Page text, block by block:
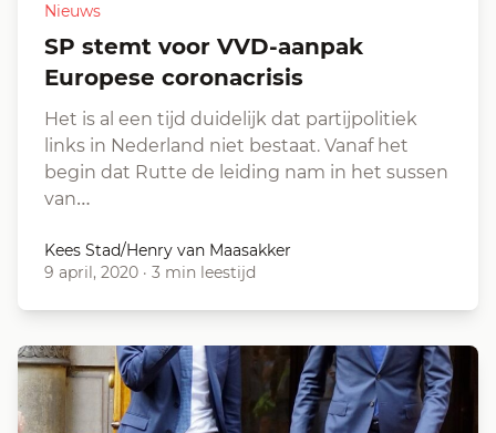
Nieuws
SP stemt voor VVD-aanpak
Europese coronacrisis
Het is al een tijd duidelijk dat partijpolitiek
links in Nederland niet bestaat. Vanaf het
begin dat Rutte de leiding nam in het sussen
van…
Kees Stad/Henry van Maasakker
9 april, 2020 · 3 min leestijd